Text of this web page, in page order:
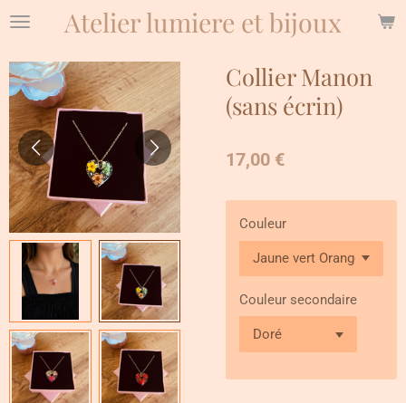
Passer
principal
Atelier lumiere et bijoux
Collier Manon
(sans écrin)
17,00 €
Couleur
Couleur secondaire